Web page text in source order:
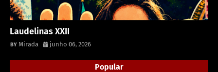
Laudelinas XXII
Mirada junho 06, 2026
Popular